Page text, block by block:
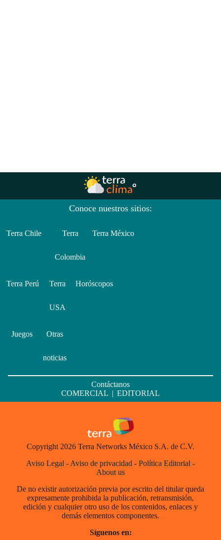
Conoce nuestros sitios:
Terra Chile Terra
Colombia
Terra México
Terra Perú Terra
USA
Horóscopos
Juegos Otras
noticias
Contáctanos
COMERCIAL | EDITORIAL
Copyright 2026 Terra Networks México S.A. de C.V.
Aviso Legal - Aviso de privacidad - Política Editorial -
About us
De no existir autorización previa por escrito del titular queda
expresamente prohibida la publicación, retransmisión,
edición y cualquier otro uso de los contenidos, enlaces y
demás elementos componentes.
Síguenos en: